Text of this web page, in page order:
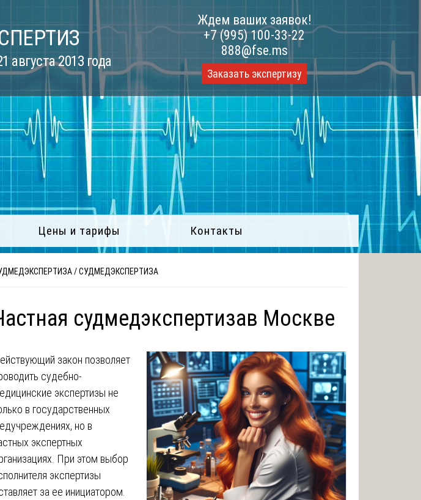
августа 2013 года
Ждем ваших заявок!
+7 (995) 100-33-22
888@fse.ms
Заказать экспертизу
Цены и тарифы Контакты
/СУДМЕДЭКСПЕРТИЗА
судмедэкспертизав Москве
закон позволяет
судебно-
экспертизы не
в государственных
но в
экспертных
При этом выбор
экспертизы
за ее инициатором.